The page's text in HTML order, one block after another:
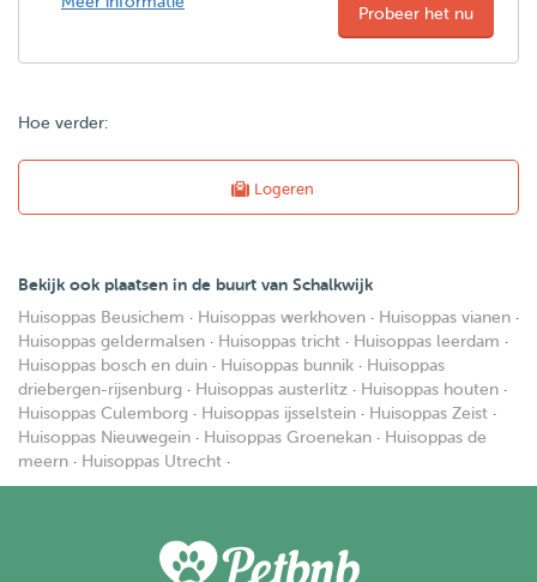
Probeer het nu
Hoe verder:
Logeren
Bekijk ook plaatsen in de buurt van Schalkwijk
Huisoppas Beusichem · Huisoppas werkhoven · Huisoppas vianen ·
Huisoppas geldermalsen · Huisoppas tricht · Huisoppas leerdam ·
Huisoppas bosch en duin · Huisoppas bunnik · Huisoppas
driebergen-rijsenburg · Huisoppas austerlitz · Huisoppas houten ·
Huisoppas Culemborg · Huisoppas ijsselstein · Huisoppas Zeist ·
Huisoppas Nieuwegein · Huisoppas Groenekan · Huisoppas de
meern · Huisoppas Utrecht ·